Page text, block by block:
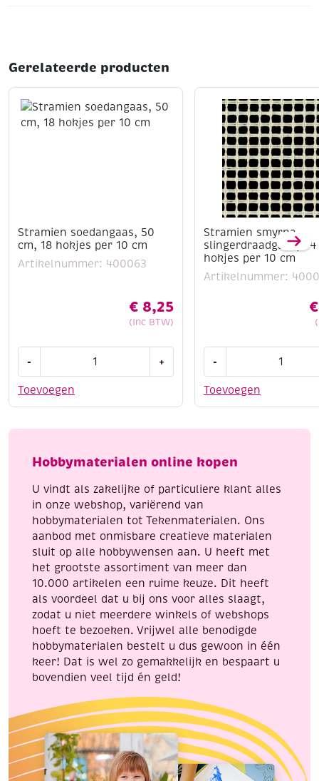
Gerelateerde producten
Stramien soedangaas, 50
cm, 18 hokjes per 10 cm
Artikelnummer: 400063
€ 8,25
(Inc BTW)
Toevoegen
-
50
hokjes
aantal
+
Stramien smyrna
slingerdraadgaas, 94
hokjes per 10 cm
Artikelnummer:
€
Toevoegen
-
slingerdraadgaas,
13
per
cm
Hobbymaterialen online kopen
U vindt als zakelijke of particuliere klant alles
in onze webshop, variërend van
hobbymaterialen tot Tekenmaterialen. Ons
aanbod met onmisbare creatieve materialen
sluit op alle hobbywensen aan. U heeft met
het grootste assortiment van meer dan
10.000 artikelen een ruime keuze. Dit heeft
als voordeel dat u bij ons voor alles slaagt,
zodat u niet meerdere winkels of webshops
hoeft te bezoeken. Vrijwel alle benodigde
hobbymaterialen bestelt u dus gewoon in één
keer! Dat is wel zo gemakkelijk en bespaart u
bovendien veel tijd én geld!